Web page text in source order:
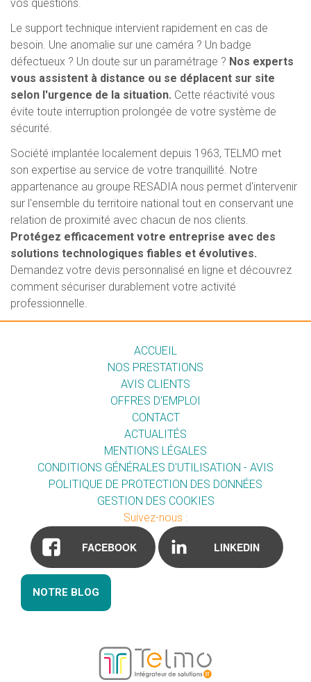
vos questions.
Le support technique intervient rapidement en cas de
besoin. Une anomalie sur une caméra ? Un badge
défectueux ? Un doute sur un paramétrage ? Nos experts
vous assistent à distance ou se déplacent sur site
selon l'urgence de la situation. Cette réactivité vous
évite toute interruption prolongée de votre système de
sécurité.
Société implantée localement depuis 1963, TELMO met
son expertise au service de votre tranquillité. Notre
appartenance au groupe RESADIA nous permet d'intervenir
sur l'ensemble du territoire national tout en conservant une
relation de proximité avec chacun de nos clients.
Protégez efficacement votre entreprise avec des
solutions technologiques fiables et évolutives.
Demandez votre devis personnalisé en ligne et découvrez
comment sécuriser durablement votre activité
professionnelle.
ACCUEIL
NOS PRESTATIONS
AVIS CLIENTS
OFFRES D'EMPLOI
CONTACT
ACTUALITÉS
MENTIONS LÉGALES
CONDITIONS GÉNÉRALES D'UTILISATION - AVIS
POLITIQUE DE PROTECTION DES DONNÉES
GESTION DES COOKIES
Suivez-nous :
FACEBOOK LINKEDIN
NOTRE BLOG